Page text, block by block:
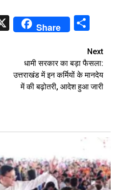
X Share
Next
धामी सरकार का बड़ा फैसला:
उत्तराखंड में इन कर्मियों के मानदेय
में की बढ़ोतरी, आदेश हुआ जारी